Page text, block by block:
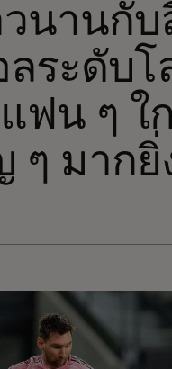
นานกับ
ระดับ
ฟน ๆ ใ
ๆ มากยิ่